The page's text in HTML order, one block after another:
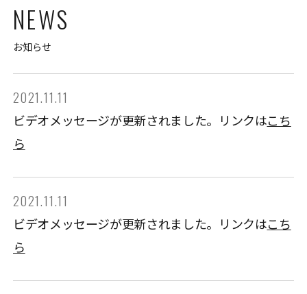
NEWS
お知らせ
2021.11.11
ビデオメッセージが更新されました。リンクはこち
ら
2021.11.11
ビデオメッセージが更新されました。リンクはこち
ら